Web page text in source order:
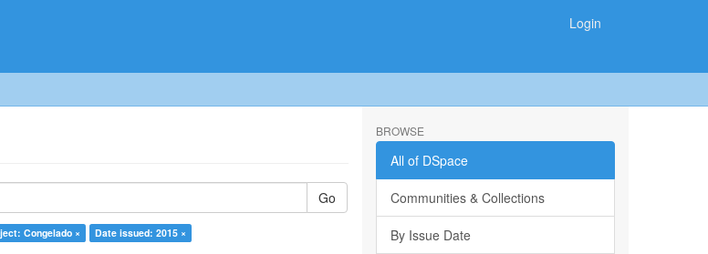
Login
Go
Congelado ×
Date issued: 2015 ×
BROWSE
All of DSpace
Communities & Collections
By Issue Date